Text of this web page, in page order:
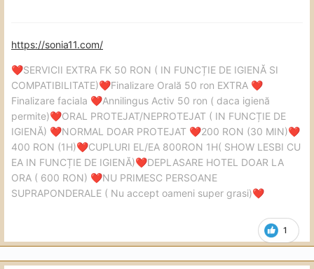
1
https://sonia11.com/
❤️SERVICII EXTRA FK 50 RON ( IN FUNCȚIE DE IGIENĂ SI
COMPATIBILITATE)❤️Finalizare Orală 50 ron EXTRA ❤️
Finalizare faciala ❤️Annilingus Activ 50 ron ( daca igienă
permite)❤️ORAL PROTEJAT/NEPROTEJAT ( IN FUNCȚIE DE
IGIENĂ) ❤️NORMAL DOAR PROTEJAT ❤️200 RON (30 MIN)❤️
400 RON (1H)❤️CUPLURI EL/EA 800RON 1H( SHOW LESBI CU
EA IN FUNCȚIE DE IGIENĂ)❤️DEPLASARE HOTEL DOAR LA
ORA ( 600 RON) ❤️NU PRIMESC PERSOANE
SUPRAPONDERALE ( Nu accept oameni super grasi)❤️